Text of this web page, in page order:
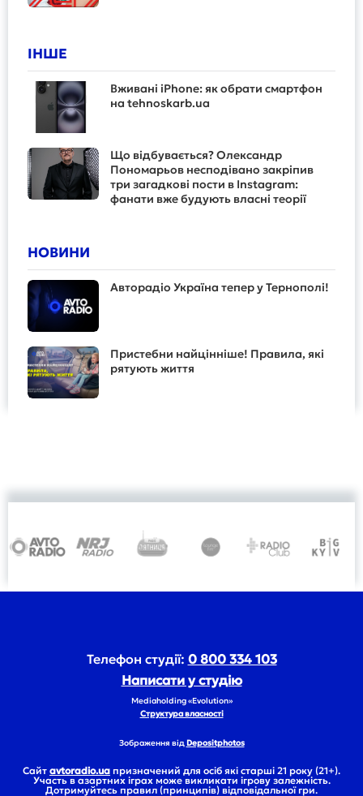
ІНШЕ
Вживані iPhone: як обрати смартфон
на tehnoskarb.ua
Що відбувається? Олександр
Пономарьов несподівано закріпив
три загадкові пости в Instagram:
фанати вже будують власні теорії
НОВИНИ
Авторадіо Україна тепер у Тернополі!
Пристебни найцінніше! Правила, які
рятують життя
Телефон студії: 0 800 334 103
Написати у студію
Mediaholding «Evolution»
Структура власності
Зображення відDepositphotos
Сайт avtoradio.ua призначений для осіб які старші 21 року (21+).
Участь в азартних іграх може викликати ігрову залежність.
Дотримуйтесь правил (принципів) відповідальної гри.